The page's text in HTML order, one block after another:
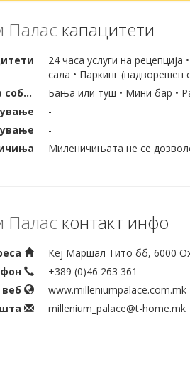
Паласкапацитети
24 часа услуги на
сала • Паркинг (надворешен
капацитети на собата
Бања или туш • Мини бар •
-
-
Миленичињата не се
Паласконтакт инфо
Кеј Маршал Тито бб, 6000
+389 (0)46 263 361
веб
www.milleniumpalace.com.mk
millenium_palace@t-home.mk